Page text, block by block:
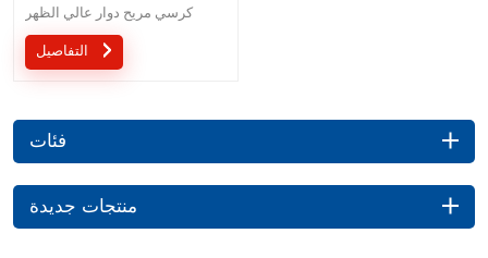
كرسي مريح دوار عالي الظهر
للرئيس مسند رأس ثلاثي الأبعاد
قابل للتعديل بالكامل 360 كرسي
فئات
منتجات جديدة